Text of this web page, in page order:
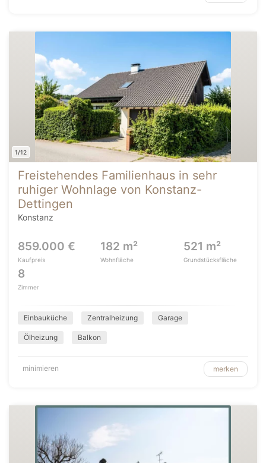
1/12
Freistehendes Familienhaus in sehr
ruhiger Wohnlage von Konstanz-
Dettingen
Konstanz
859.000 €
Kaufpreis
182 m²
Wohnfläche
521 m²
Grundstücksfläche
8
Zimmer
Einbauküche Zentralheizung Garage
Ölheizung Balkon
minimieren merken